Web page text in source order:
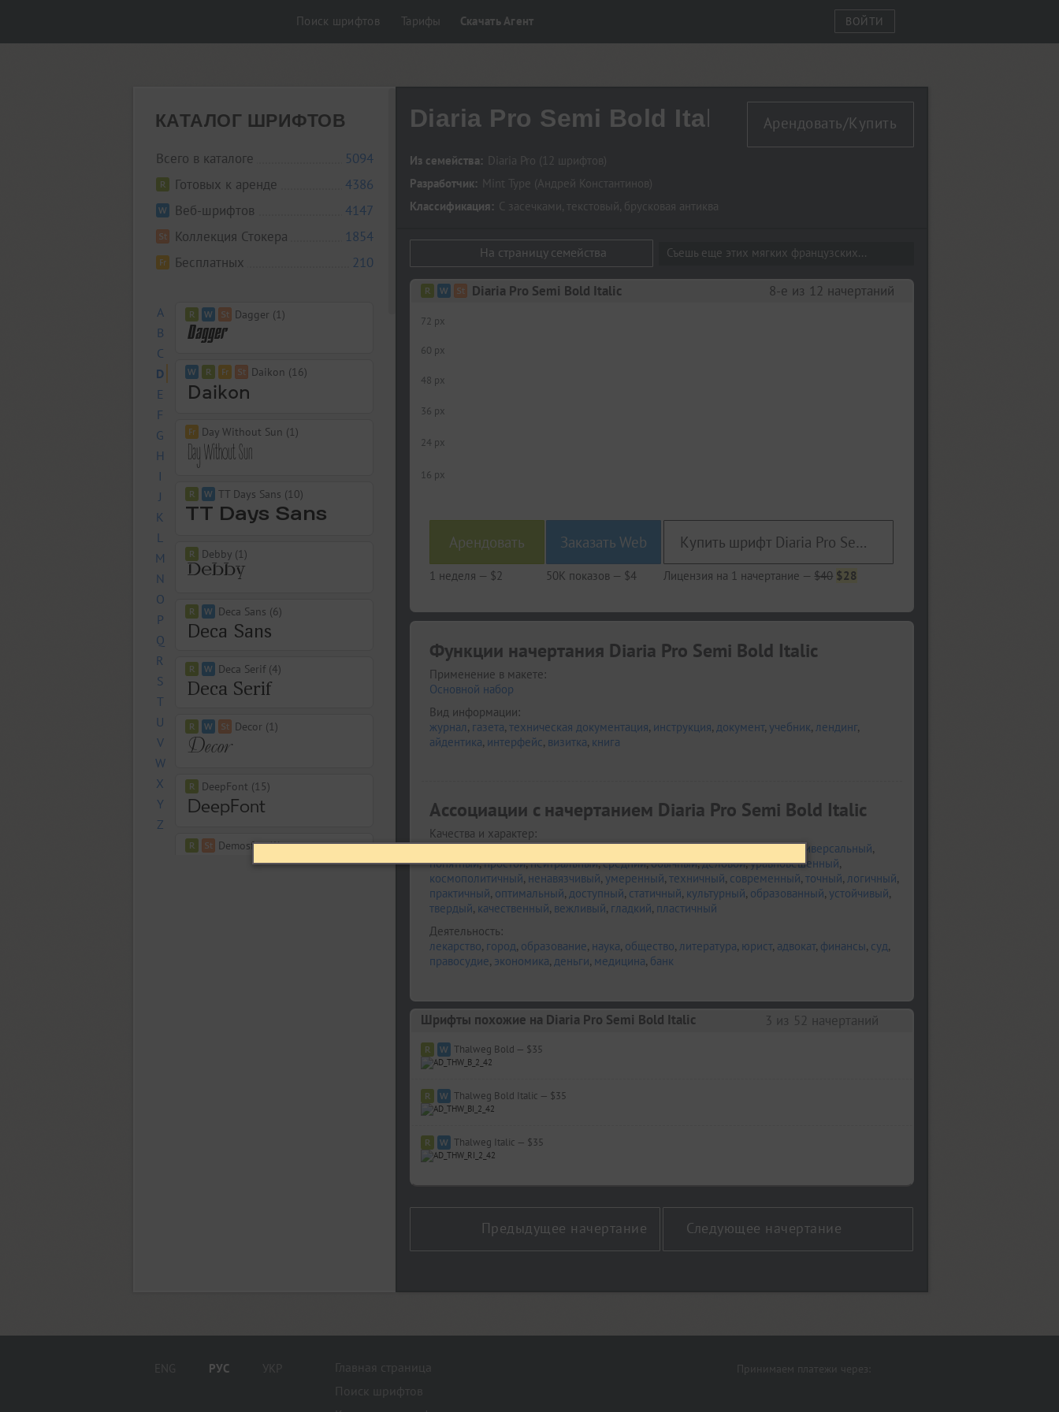
Поиск шрифтов Тарифы Скачать Агент ВОЙТИ
КАТАЛОГ ШРИФТОВ
Всего в каталоге
5094
Готовых к аренде
4386
Веб-шрифтов
4147
Коллекция Стокера
1854
Бесплатных
210
A
B
C
D
E
F
G
H
I
J
K
L
M
N
O
P
Q
R
S
T
U
V
W
X
Y
Z
Dagger (1)
Daikon (16)
Day Without Sun (1)
TT Days Sans (10)
Debby (1)
Deca Sans (6)
Deca Serif (4)
Decor (1)
DeepFont (15)
Demosfen (1)
Diaria Pro (12)
Diaria Sans Pro (18)
Diaria Pro Semi Bold Italic Арендовать/Купить
Из семейства: Diaria Pro (12 шрифтов)
Разработчик: Mint Type (Андрей Константинов)
Классификация: С засечками, текстовый, брусковая антиква
На страницу семейства Съешь еще этих мягких французских...
Diaria Pro Semi Bold Italic 8-е из 12 начертаний
72 px
60 px
48 px
36 px
24 px
16 px
Арендовать
1 неделя — $2
Заказать Web
50K показов — $4
Купить шрифт Diaria Pro Semi Bold Italic
Лицензия на 1 начертание — $40 $28
Функции начертания Diaria Pro Semi Bold Italic
Применение в макете:
Основной набор
Вид информации:
журнал, газета, техническая документация, инструкция, документ, учебник, лендинг,
айдентика, интерфейс, визитка, книга
Ассоциации c начертанием Diaria Pro Semi Bold Italic
Качества и характер:
убедительный,серьезный,строгий,спокойный,ровный,гармоничный,универсальный,
понятный,простой,нейтральный,средний,обычный,деловой,уравновешенный,
космополитичный, ненавязчивый, умеренный, техничный, современный, точный, логичный,
практичный, оптимальный, доступный, статичный, культурный, образованный, устойчивый,
твердый, качественный, вежливый, гладкий, пластичный
Деятельность:
лекарство, город, образование, наука, общество, литература, юрист, адвокат, финансы, суд,
правосудие, экономика, деньги, медицина, банк
Шрифты похожие на Diaria Pro Semi Bold Italic 3 из 52 начертаний
Thalweg Bold — $35
Thalweg Bold Italic — $35
Thalweg Italic — $35
Предыдущее начертание Следующее начертание
ENG РУС УКР
Главная страница
Поиск шрифтов
Принимаем платежи через: